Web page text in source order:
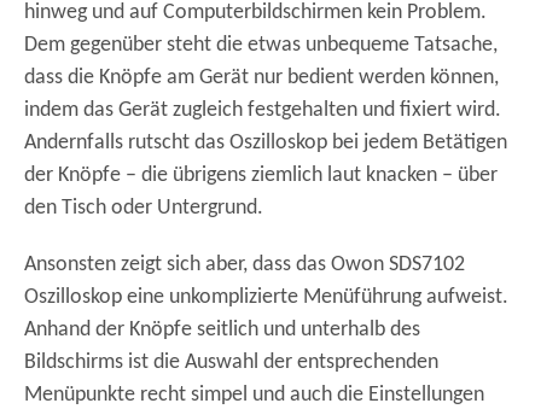
hinweg und auf Computerbildschirmen kein Problem.
Dem gegenüber steht die etwas unbequeme Tatsache,
dass die Knöpfe am Gerät nur bedient werden können,
indem das Gerät zugleich festgehalten und fixiert wird.
Andernfalls rutscht das Oszilloskop bei jedem Betätigen
der Knöpfe – die übrigens ziemlich laut knacken – über
den Tisch oder Untergrund.
Ansonsten zeigt sich aber, dass das Owon SDS7102
Oszilloskop eine unkomplizierte Menüführung aufweist.
Anhand der Knöpfe seitlich und unterhalb des
Bildschirms ist die Auswahl der entsprechenden
Menüpunkte recht simpel und auch die Einstellungen